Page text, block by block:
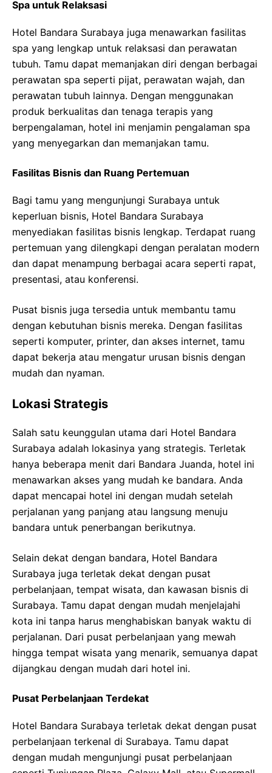
Spa untuk Relaksasi
Hotel Bandara Surabaya juga menawarkan fasilitas
spa yang lengkap untuk relaksasi dan perawatan
tubuh. Tamu dapat memanjakan diri dengan berbagai
perawatan spa seperti pijat, perawatan wajah, dan
perawatan tubuh lainnya. Dengan menggunakan
produk berkualitas dan tenaga terapis yang
berpengalaman, hotel ini menjamin pengalaman spa
yang menyegarkan dan memanjakan tamu.
Fasilitas Bisnis dan Ruang Pertemuan
Bagi tamu yang mengunjungi Surabaya untuk
keperluan bisnis, Hotel Bandara Surabaya
menyediakan fasilitas bisnis lengkap. Terdapat ruang
pertemuan yang dilengkapi dengan peralatan modern
dan dapat menampung berbagai acara seperti rapat,
presentasi, atau konferensi.
Pusat bisnis juga tersedia untuk membantu tamu
dengan kebutuhan bisnis mereka. Dengan fasilitas
seperti komputer, printer, dan akses internet, tamu
dapat bekerja atau mengatur urusan bisnis dengan
mudah dan nyaman.
Lokasi Strategis
Salah satu keunggulan utama dari Hotel Bandara
Surabaya adalah lokasinya yang strategis. Terletak
hanya beberapa menit dari Bandara Juanda, hotel ini
menawarkan akses yang mudah ke bandara. Anda
dapat mencapai hotel ini dengan mudah setelah
perjalanan yang panjang atau langsung menuju
bandara untuk penerbangan berikutnya.
Selain dekat dengan bandara, Hotel Bandara
Surabaya juga terletak dekat dengan pusat
perbelanjaan, tempat wisata, dan kawasan bisnis di
Surabaya. Tamu dapat dengan mudah menjelajahi
kota ini tanpa harus menghabiskan banyak waktu di
perjalanan. Dari pusat perbelanjaan yang mewah
hingga tempat wisata yang menarik, semuanya dapat
dijangkau dengan mudah dari hotel ini.
Pusat Perbelanjaan Terdekat
Hotel Bandara Surabaya terletak dekat dengan pusat
perbelanjaan terkenal di Surabaya. Tamu dapat
dengan mudah mengunjungi pusat perbelanjaan